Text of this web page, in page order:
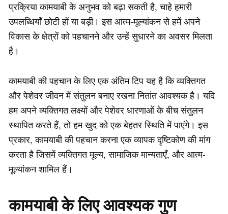
प्रक्रिया कामयाबी के अनुभव को बढ़ा सकती है, चाहे हमारी
उपलब्धियाँ छोटी हों या बड़ी। इस आत्म-मूल्यांकन से हमें अपने
विकास के क्षेत्रों को पहचानने और उन्हें सुधारने का अवसर मिलता
है।
कामयाबी की पहचान के लिए एक अंतिम टिप यह है कि व्यक्तिगत
और पेशेवर जीवन में संतुलन बनाए रखना नितांत आवश्यक है। यदि
हम अपने व्यक्तिगत लक्ष्यों और पेशेवर धारणाओं के बीच संतुलन
स्थापित करते हैं, तो हम खुद को एक बेहतर स्थिति में पाएंगे। इस
प्रकार, कामयाबी की पहचान करना एक व्यापक दृष्टिकोण की मांग
करता है जिसमें व्यक्तिगत मूल्य, सामाजिक मान्यताएँ, और आत्म-
मूल्यांकन शामिल हैं।
कामयाबी के लिए आवश्यक गुण